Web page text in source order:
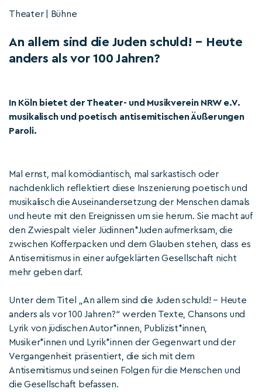
Theater | Bühne
An allem sind die Juden schuld! – Heute
anders als vor 100 Jahren?
In Köln bietet der Theater- und Musikverein NRW e.V.
musikalisch und poetisch antisemitischen Äußerungen
Paroli.
Mal ernst, mal komödiantisch, mal sarkastisch oder
nachdenklich reflektiert diese Inszenierung poetisch und
musikalisch die Auseinandersetzung der Menschen damals
und heute mit den Ereignissen um sie herum. Sie macht auf
den Zwiespalt vieler Jüdinnen*Juden aufmerksam, die
zwischen Kofferpacken und dem Glauben stehen, dass es
Antisemitismus in einer aufgeklärten Gesellschaft nicht
mehr geben darf.
Unter dem Titel „An allem sind die Juden schuld! – Heute
anders als vor 100 Jahren?“ werden Texte, Chansons und
Lyrik von jüdischen Autor*innen, Publizist*innen,
Musiker*innen und Lyrik*innen der Gegenwart und der
Vergangenheit präsentiert, die sich mit dem
Antisemitismus und seinen Folgen für die Menschen und
die Gesellschaft befassen.